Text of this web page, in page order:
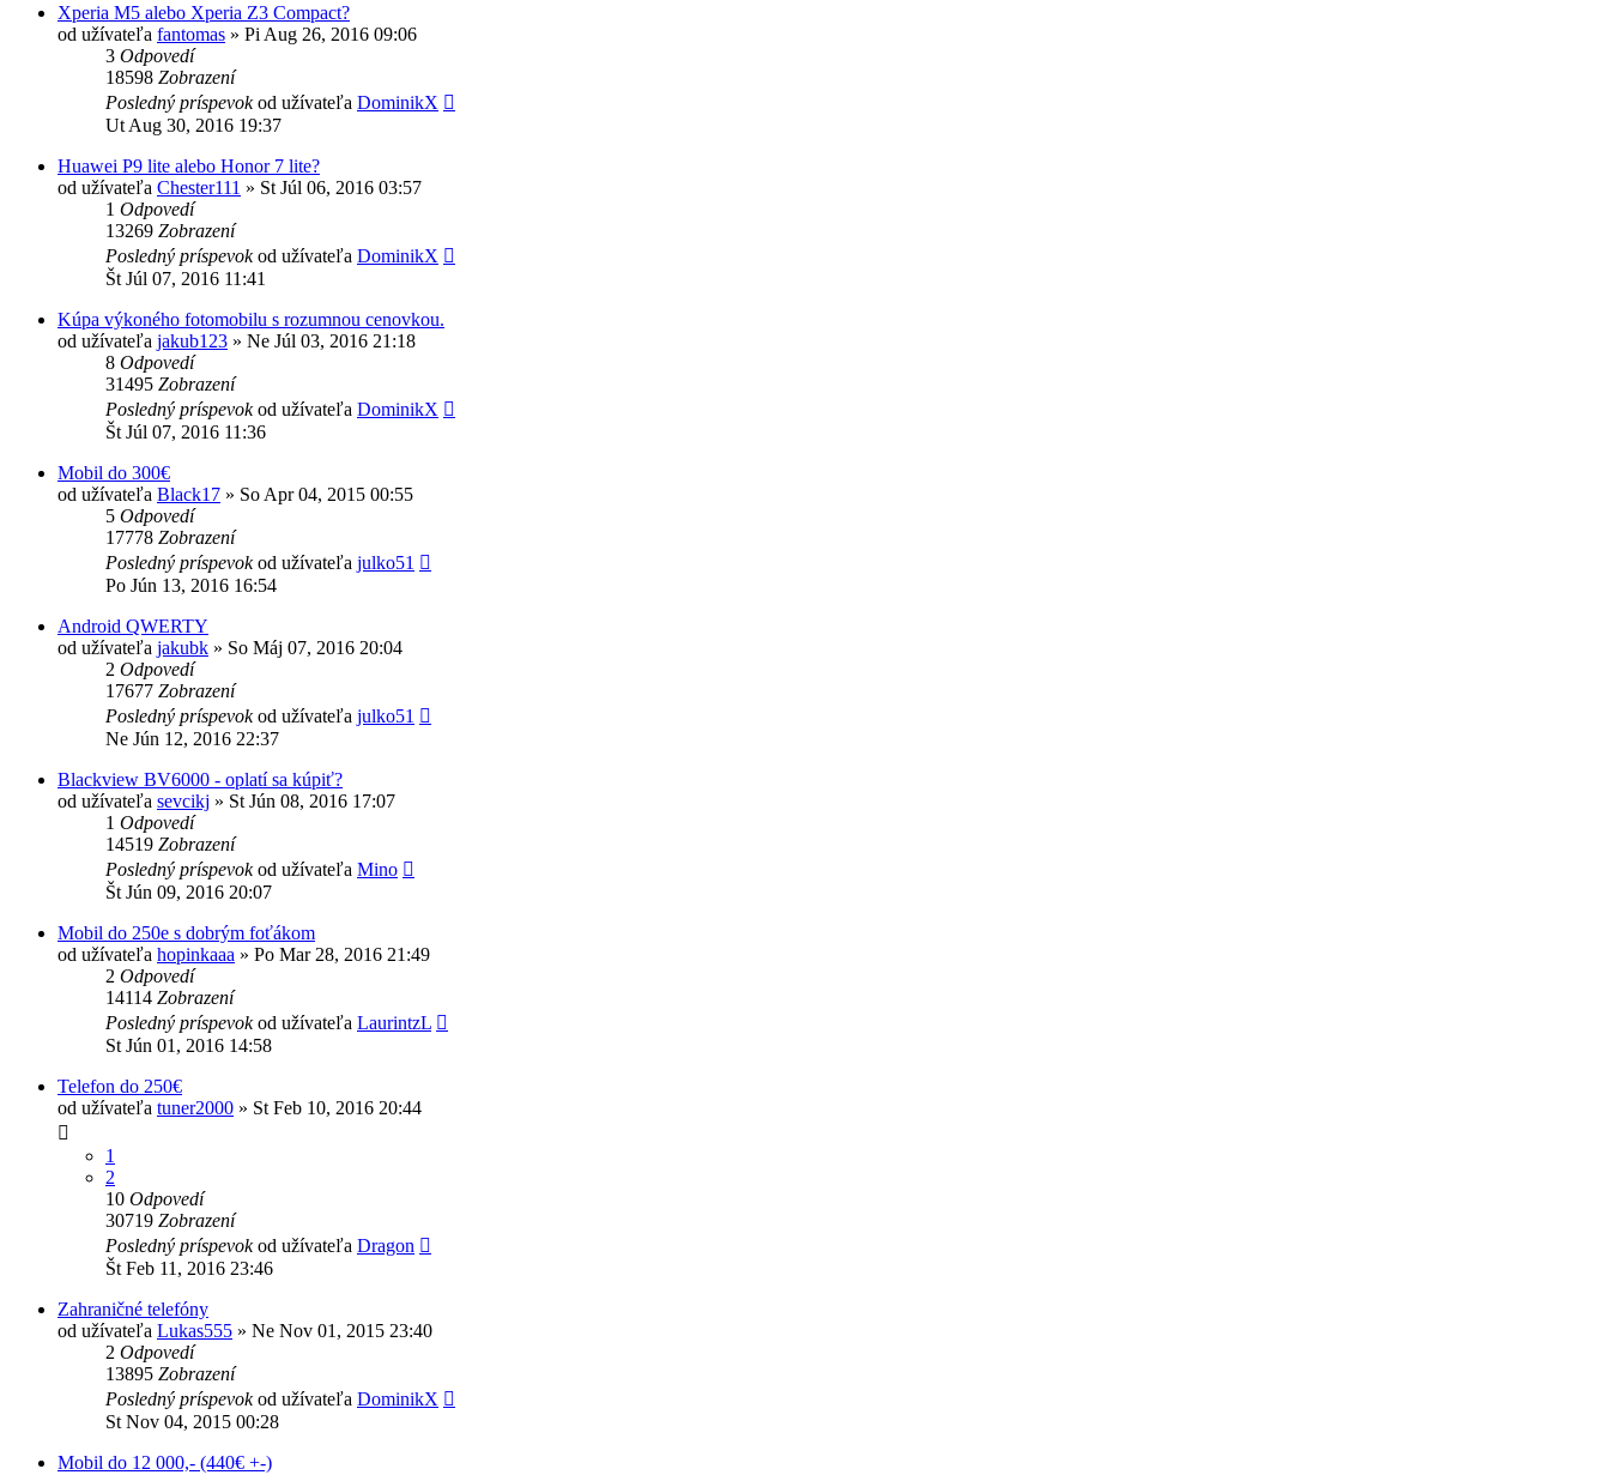
Xperia M5 alebo Xperia Z3 Compact?
od užívateľa fantomas » Pi Aug 26, 2016 09:06
3 Odpovedí
18598 Zobrazení
Posledný príspevokod užívateľa DominikX
Ut Aug 30, 2016 19:37
Huawei P9 lite alebo Honor 7 lite?
od užívateľa Chester111 » St Júl 06, 2016 03:57
1 Odpovedí
13269 Zobrazení
Posledný príspevokod užívateľa DominikX
Št Júl 07, 2016 11:41
Kúpa výkoného fotomobilu s rozumnou cenovkou.
od užívateľa jakub123 » Ne Júl 03, 2016 21:18
8 Odpovedí
31495 Zobrazení
Posledný príspevokod užívateľa DominikX
Št Júl 07, 2016 11:36
Mobil do 300€
od užívateľa Black17 » So Apr 04, 2015 00:55
5 Odpovedí
17778 Zobrazení
Posledný príspevokod užívateľa julko51
Po Jún 13, 2016 16:54
Android QWERTY
od užívateľa jakubk » So Máj 07, 2016 20:04
2 Odpovedí
17677 Zobrazení
Posledný príspevokod užívateľa julko51
Ne Jún 12, 2016 22:37
Blackview BV6000 - oplatí sa kúpiť?
od užívateľa sevcikj » St Jún 08, 2016 17:07
1 Odpovedí
14519 Zobrazení
Posledný príspevokod užívateľa Mino
Št Jún 09, 2016 20:07
Mobil do 250e s dobrým foťákom
od užívateľa hopinkaaa » Po Mar 28, 2016 21:49
2 Odpovedí
14114 Zobrazení
Posledný príspevokod užívateľa LaurintzL
St Jún 01, 2016 14:58
Telefon do 250€
od užívateľa tuner2000 » St Feb 10, 2016 20:44
1
2
10 Odpovedí
30719 Zobrazení
Posledný príspevokod užívateľa Dragon
Št Feb 11, 2016 23:46
Zahraničné telefóny
od užívateľa Lukas555 » Ne Nov 01, 2015 23:40
2 Odpovedí
13895 Zobrazení
Posledný príspevokod užívateľa DominikX
St Nov 04, 2015 00:28
Mobil do 12 000,- (440€ +-)